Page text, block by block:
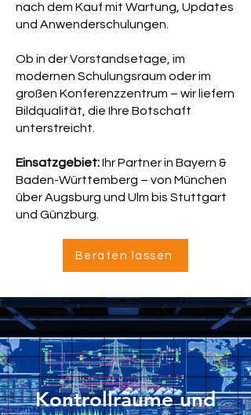
nach dem Kauf mit Wartung, Updates
und Anwenderschulungen.
Ob in der Vorstandsetage, im
modernen Schulungsraum oder im
großen Konferenzzentrum – wir liefern
Bildqualität, die Ihre Botschaft
unterstreicht.
Einsatzgebiet:Ihr Partner in Bayern &
Baden-Württemberg – von München
über Augsburg und Ulm bis Stuttgart
und Günzburg.
Beraten lassen
Kontrollräume und